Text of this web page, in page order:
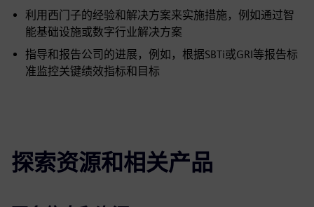
利用西门子的经验和解决方案来实施措施，例如通过智
能基础设施或数字行业解决方案
指导和报告公司的进展，例如，根据SBTi或GRI等报告标
准监控关键绩效指标和目标
探索资源和相关产品